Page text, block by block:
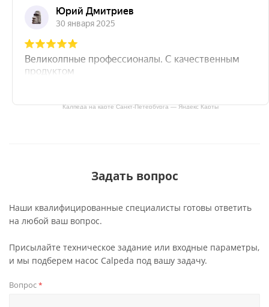
Калпеда на карте Санкт‑Петербурга — Яндекс Карты
Задать вопрос
Наши квалифицированные специалисты готовы ответить
на любой ваш вопрос.
Присылайте техническое задание или входные параметры,
и мы подберем насос Calpeda под вашу задачу.
Вопрос*